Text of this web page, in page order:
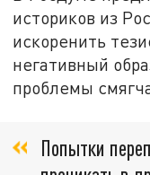
историков из
искоренить
негативный
проблемы
Попытки